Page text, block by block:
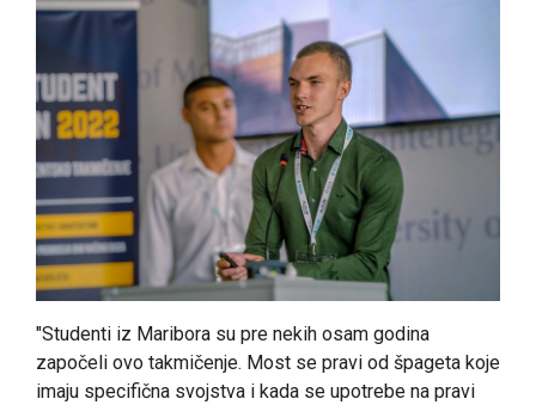
"Studenti iz Maribora su pre nekih osam godina
započeli ovo takmičenje. Most se pravi od špageta koje
imaju specifična svojstva i kada se upotrebe na pravi